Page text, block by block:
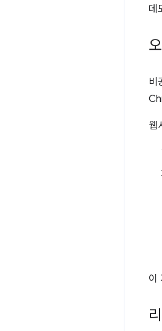
데
비
웹
이